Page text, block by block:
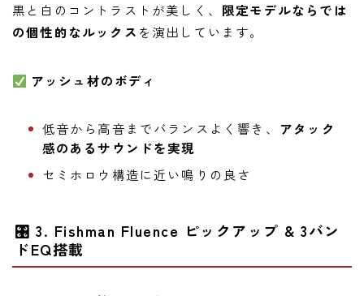
黒と白のコントラストが美しく、 限定モデルならでは
の個性的なルックス を演出しています。
アッシュ材のボディ
低音から高音までバランスよく響き、 アタック
感のあるサウンドを実現
セミホロウ構造に近い鳴りの良さ
🎛 3. Fishman Fluence ピックアップ & 3バン
ドEQ搭載